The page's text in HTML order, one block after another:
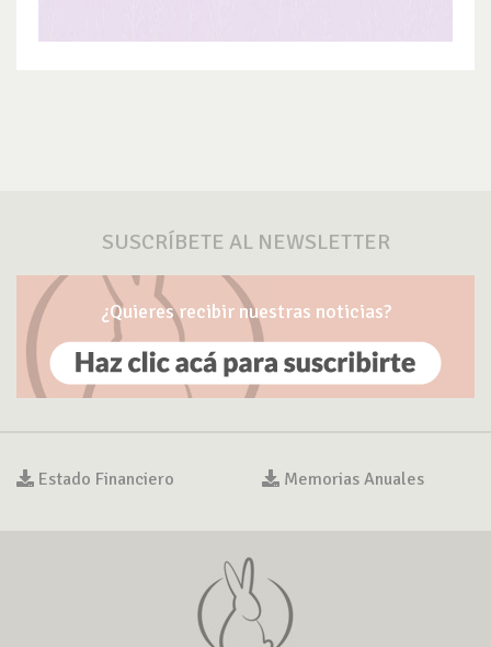
SUSCRÍBETE AL NEWSLETTER
¿Quieres recibir nuestras noticias?
Estado Financiero Memorias Anuales